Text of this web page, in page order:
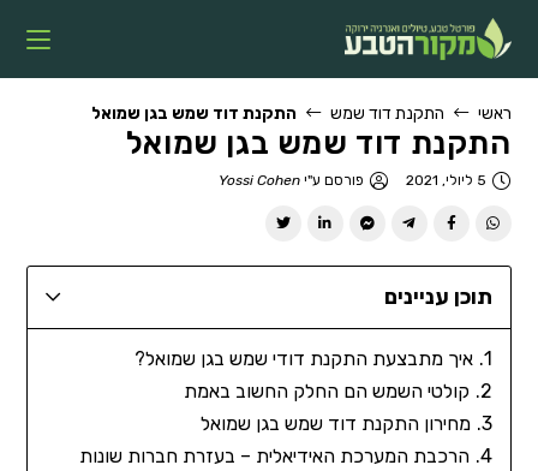
ראשי התקנת דוד שמש התקנת דוד שמש בגן שמואל
התקנת דוד שמש בגן שמואל
5 ליולי, 2021 פורסם ע"יYossi Cohen
תוכן עניינים
איך מתבצעת התקנת דודי שמש בגן שמואל?
קולטי השמש הם החלק החשוב באמת
מחירון התקנת דוד שמש בגן שמואל
הרכבת המערכת האידיאלית – בעזרת חברות שונות